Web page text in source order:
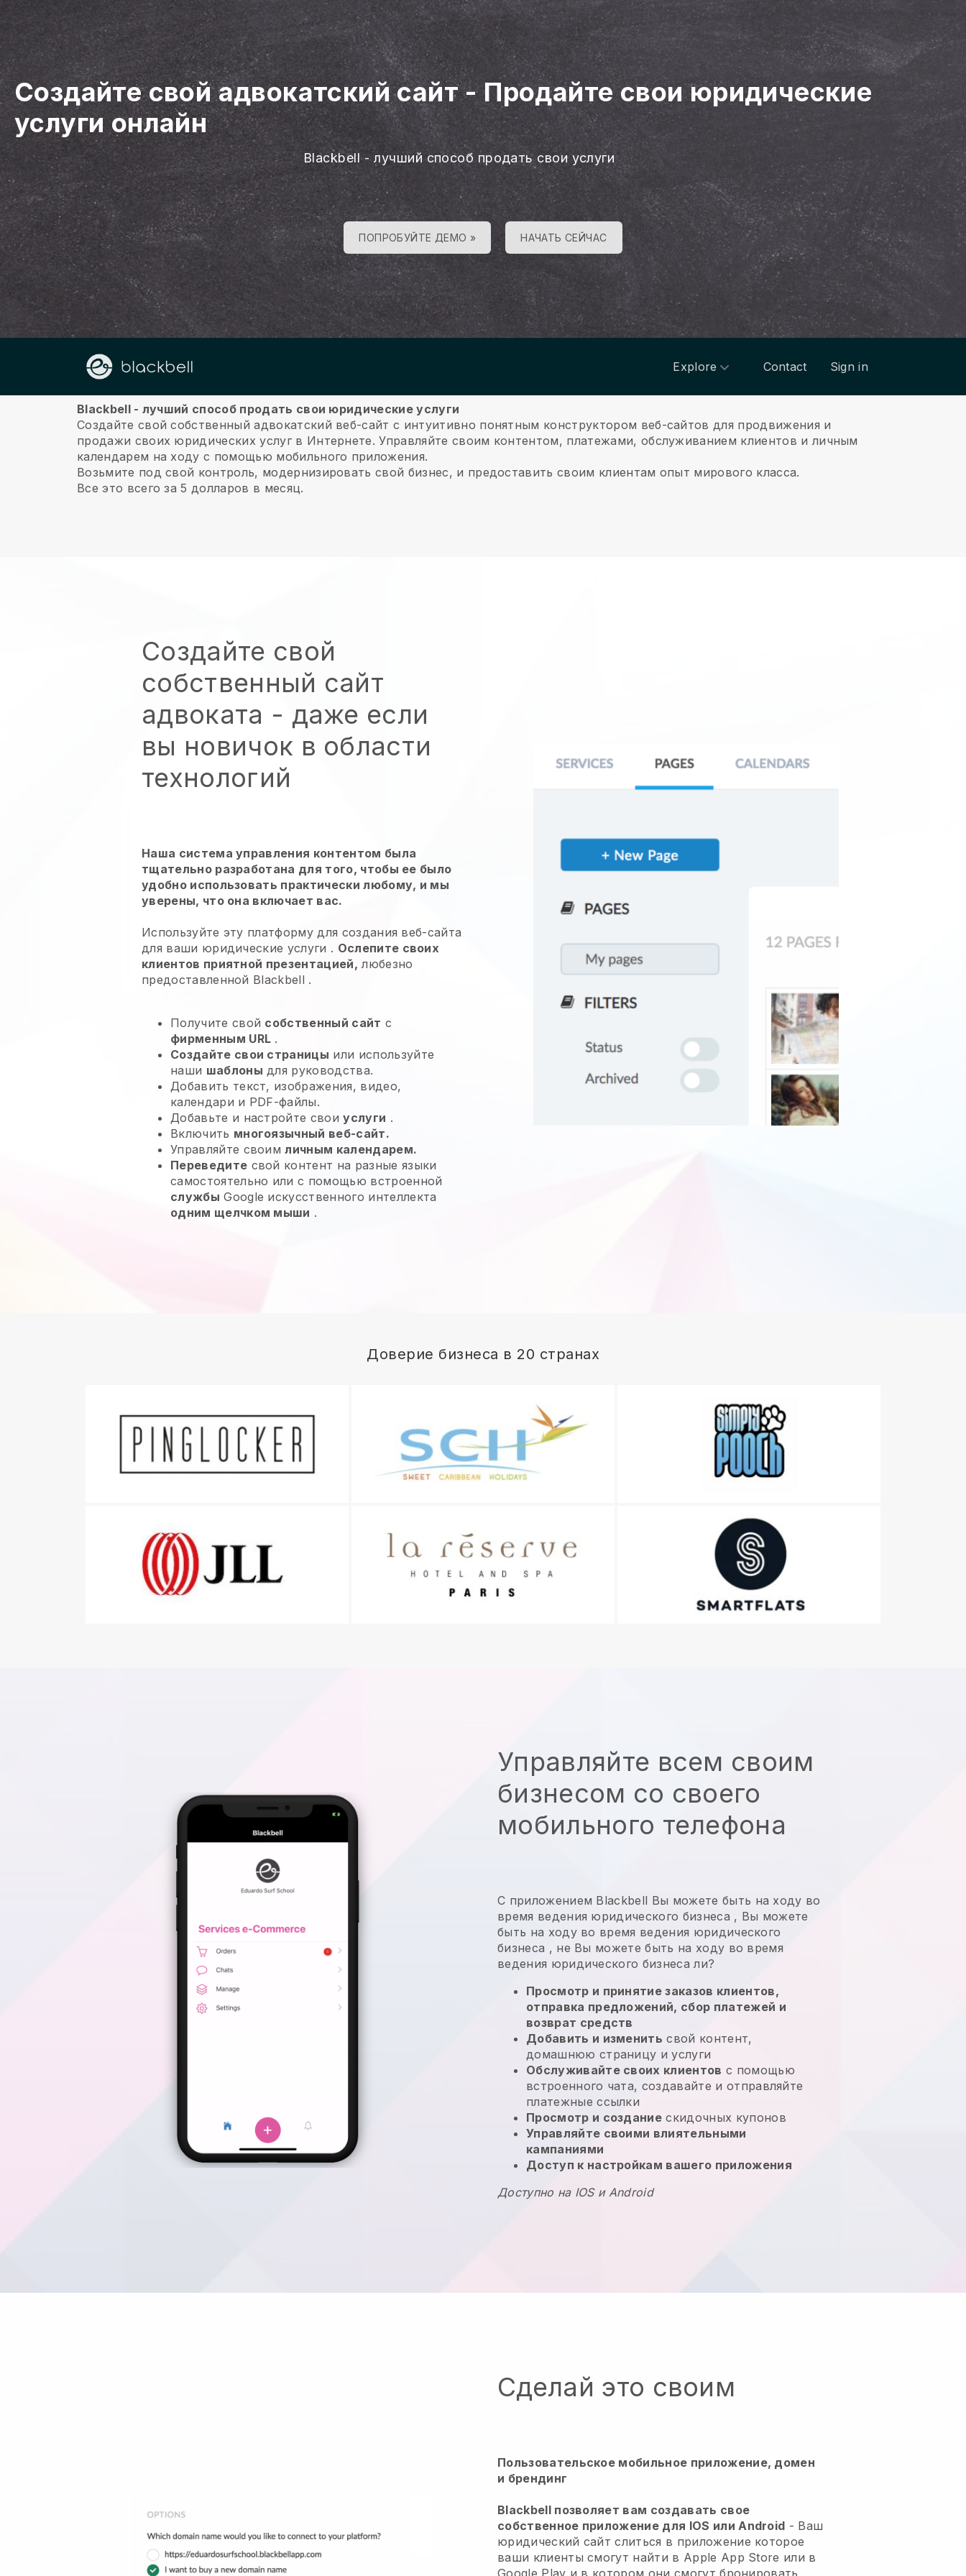
Создайте свой адвокатский сайт-Продайте свои юридические
услуги онлайн
Blackbell - лучший способ продать свои услуги
ПОПРОБУЙТЕ ДЕМО » НАЧАТЬ СЕЙЧАС
Explore Contact Sign in
О нас
Blackbell - лучший способ продать свои юридические услуги
Создайте свой собственный адвокатский веб-сайт с интуитивно понятным конструктором веб-сайтов для продвижения и
продажи своих юридических услуг в Интернете. Управляйте своим контентом, платежами, обслуживанием клиентов и личным
календарем на ходу с помощью мобильного приложения.
Возьмите под свой контроль, модернизировать свой бизнес, и предоставить своим клиентам опыт мирового класса.
Все это всего за 5 долларов в месяц.
Создайте свой
собственный сайт
адвоката - даже если
вы новичок в области
технологий
Наша система управления контентом была
тщательно разработана для того, чтобы ее было
удобно использовать практически любому, и мы
уверены, что она включает вас.
Используйте эту платформу для создания веб-сайта
для ваши юридические услуги . Ослепите своих
клиентов приятной презентацией, любезно
предоставленной Blackbell .
Получите свой собственный сайт с
фирменным URL .
Создайте свои страницы или используйте
наши шаблоны для руководства.
Добавить текст, изображения, видео,
календари и PDF-файлы.
Добавьте и настройте своиуслуги .
Включить многоязычный веб-сайт.
Управляйте своимличным календарем.
Переведите свой контент на разные языки
самостоятельно или с помощью встроенной
службы Google искусственного интеллекта
одним щелчком мыши .
Доверие бизнеса в 20 странах
Управляйте всем своим
бизнесом со своего
мобильного телефона
С приложением Blackbell Вы можете быть на ходу во
время ведения юридического бизнеса , Вы можете
быть на ходу во время ведения юридического
бизнеса , не Вы можете быть на ходу во время
ведения юридического бизнеса ли?
Просмотр и принятие заказов клиентов,
отправка предложений, сбор платежей и
возврат средств
Добавить и изменить свой контент,
домашнюю страницу и услуги
Обслуживайте своих клиентов с помощью
встроенного чата, создавайте и отправляйте
платежные ссылки
Просмотр и создание скидочных купонов
Управляйте своими влиятельными
кампаниями
Доступ к настройкам вашего приложения
Доступно на IOS и Android
Сделай это своим
Пользовательское мобильное приложение, домен
и брендинг
Blackbell позволяет вам создавать свое
собственное приложение для IOS или Android - Ваш
юридический сайт слиться в приложение которое
ваши клиенты смогут найти в Apple App Store или в
Google Play и в котором они смогут бронировать